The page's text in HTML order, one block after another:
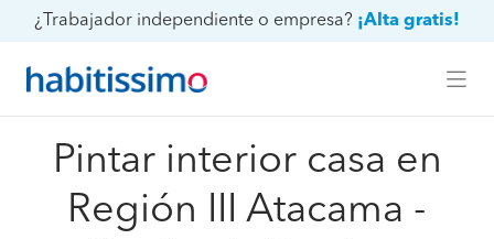
¿Trabajador independiente o empresa? ¡Alta gratis!
Pintar interior casa en
Región III Atacama -